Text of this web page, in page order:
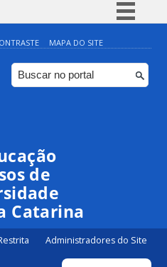
Simplifique!
Comunica BR
Participe
MAPA DO SITE
de
Catarina
Administradores do Site